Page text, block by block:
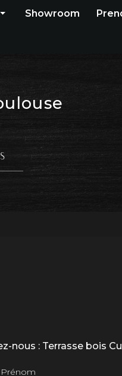
Showroom
nous : Terrasse bois